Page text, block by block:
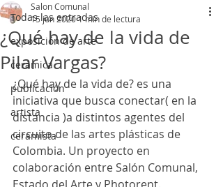
Todas las entradas
exposición de arte
cerámica
publicación
artista
ceramista
¿Qué hay de la vida de
Pilar Vargas?
Salon Comunal
15 jun 20201 min de lectura
¿Qué hay de la vida de? es una
iniciativa que busca conectar( en la
distancia )a distintos agentes del
circuito de las artes plásticas de
Colombia. Un proyecto en
colaboración entre Salón Comunal,